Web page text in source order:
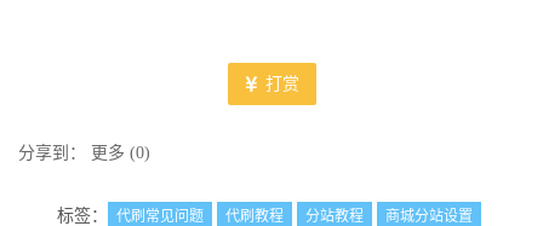
打赏
分享到： 更多 (0)
标签： 代刷常见问题 代刷教程 分站教程
商城分站设置